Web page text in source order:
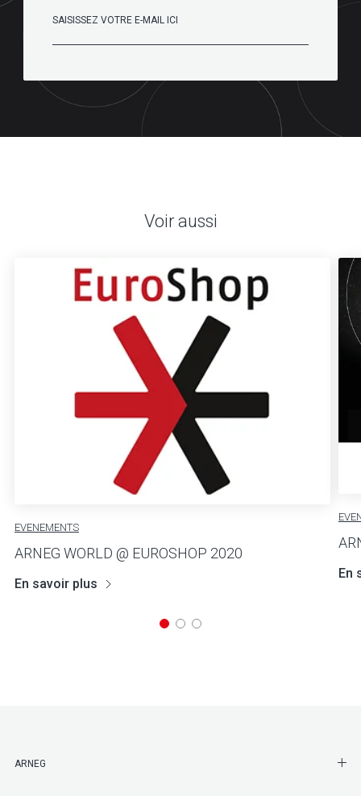
Voir aussi
EVENEMENTS
ARNEG WORLD @ EUROSHOP 2020
En savoir plus
En
ARNEG